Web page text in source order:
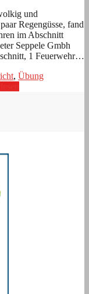
und
Regengüsse, fand
im Abschnitt
Seppele Gmbh
1 Feuerwehr…
, Übung